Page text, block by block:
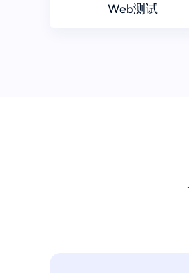
Web测试